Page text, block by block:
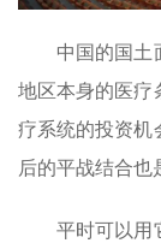
中国的国土面
地区本身的医疗
疗系统的投资机
后的平战结合也
平时可以用它